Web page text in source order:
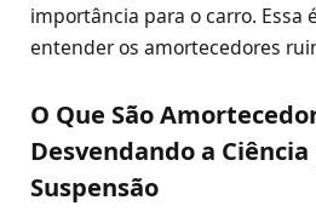
importância para o carro. Essa
entender os amortecedores
O Que São
Desvendando a
Suspensão